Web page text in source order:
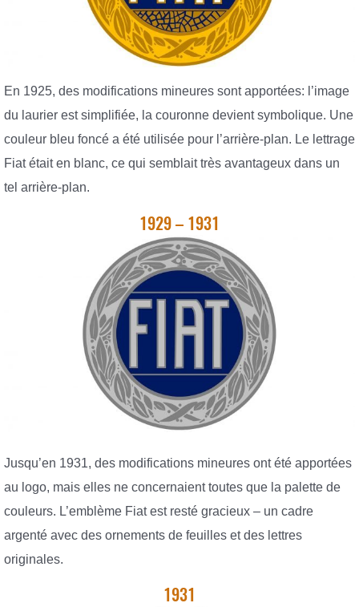
En 1925, des modifications mineures sont apportées: l’image
du laurier est simplifiée, la couronne devient symbolique. Une
couleur bleu foncé a été utilisée pour l’arrière-plan. Le lettrage
Fiat était en blanc, ce qui semblait très avantageux dans un
tel arrière-plan.
1929 – 1931
Jusqu’en 1931, des modifications mineures ont été apportées
au logo, mais elles ne concernaient toutes que la palette de
couleurs. L’emblème Fiat est resté gracieux – un cadre
argenté avec des ornements de feuilles et des lettres
originales.
1931